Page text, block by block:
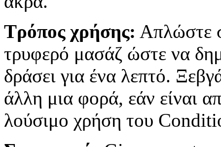
Τρόπος χρήσης: Απλώστε
τρυφερό μασάζ ώστε να
δράσει για ένα λεπτό.
άλλη μια φορά, εάν είναι
λούσιμο χρήση του